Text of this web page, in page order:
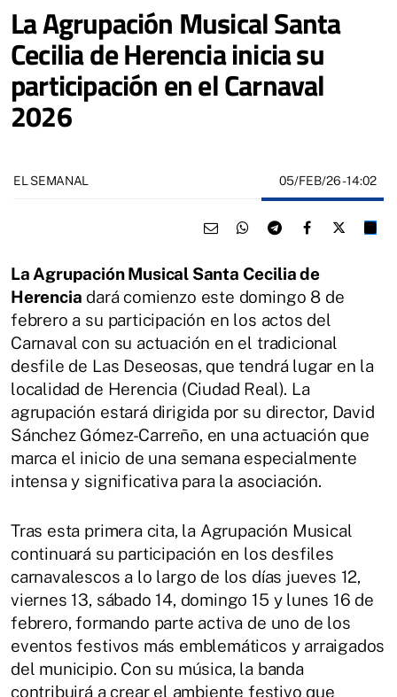
La Agrupación Musical Santa
Cecilia de Herencia inicia su
participación en el Carnaval
2026
EL SEMANAL 05/FEB/26- 14:02
La Agrupación Musical Santa Cecilia de
Herencia dará comienzo este domingo 8 de
febrero a su participación en los actos del
Carnaval con su actuación en el tradicional
desfile de Las Deseosas, que tendrá lugar en la
localidad de Herencia (Ciudad Real). La
agrupación estará dirigida por su director, David
Sánchez Gómez-Carreño, en una actuación que
marca el inicio de una semana especialmente
intensa y significativa para la asociación.
Tras esta primera cita, la Agrupación Musical
continuará su participación en los desfiles
carnavalescos a lo largo de los días jueves 12,
viernes 13, sábado 14, domingo 15 y lunes 16 de
febrero, formando parte activa de uno de los
eventos festivos más emblemáticos y arraigados
del municipio. Con su música, la banda
contribuirá a crear el ambiente festivo que